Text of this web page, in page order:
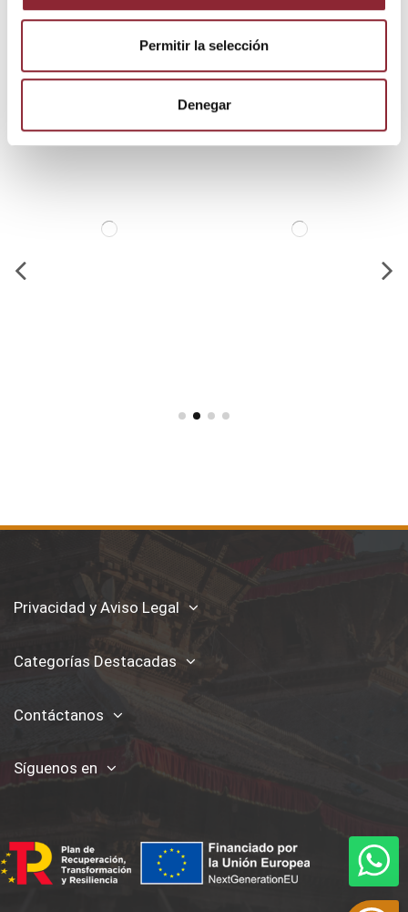
Permitir la selección
Denegar
Los clientes que adquirieron este
producto también compraron:
Privacidad y Aviso Legal
Categorías Destacadas
Contáctanos
Síguenos en